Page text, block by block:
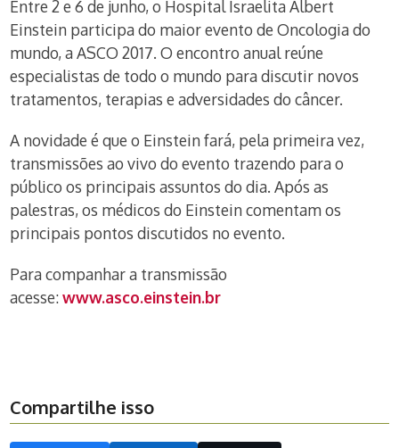
Entre 2 e 6 de junho, o Hospital Israelita Albert
Einstein participa do maior evento de Oncologia do
mundo, a ASCO 2017. O encontro anual reúne
especialistas de todo o mundo para discutir novos
tratamentos, terapias e adversidades do câncer.
A novidade é que o Einstein fará, pela primeira vez,
transmissões ao vivo do evento trazendo para o
público os principais assuntos do dia. Após as
palestras, os médicos do Einstein comentam os
principais pontos discutidos no evento.
Para companhar a transmissão
acesse:www.asco.einstein.br
Compartilhe isso